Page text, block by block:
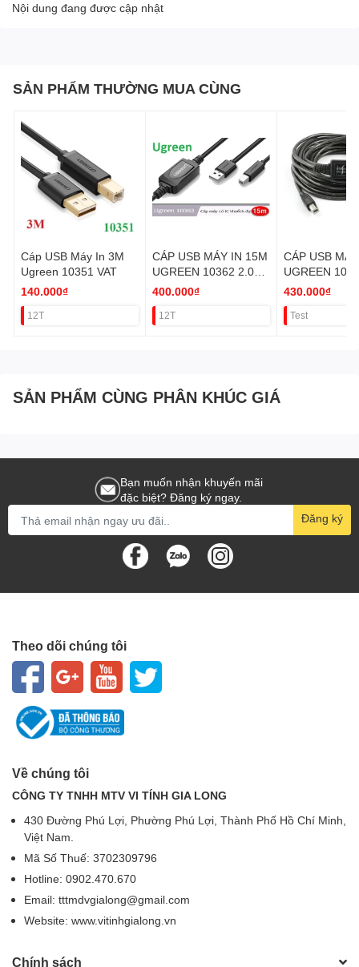
Nội dung đang được cập nhật
SẢN PHẨM THƯỜNG MUA CÙNG
Cáp USB Máy In 3M
Ugreen 10351 VAT
140.000₫
12T
CÁP USB MÁY IN 15M
UGREEN 10362 2.0
(CÓ IC) VAT
400.000₫
12T
CÁP USB
UGREEN
IC) VAT
430.000₫
Test
SẢN PHẨM CÙNG PHÂN KHÚC GIÁ
Bạn muốn nhận khuyến mãi
đặc biệt? Đăng ký ngay.
Đăng ký
Theo dõi chúng tôi
Về chúng tôi
CÔNG TY TNHH MTV VI TÍNH GIA LONG
430 Đường Phú Lợi, Phường Phú Lợi, Thành Phố Hồ Chí Minh,
Việt Nam.
Mã Số Thuế: 3702309796
Hotline: 0902.470.670
Email: tttmdvgialong@gmail.com
Website: www.vitinhgialong.vn
Chính sách